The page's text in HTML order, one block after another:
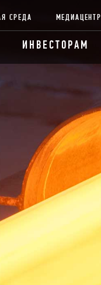
СРЕДА МЕДИАЦЕНТР
ИНВЕСТОРАМ